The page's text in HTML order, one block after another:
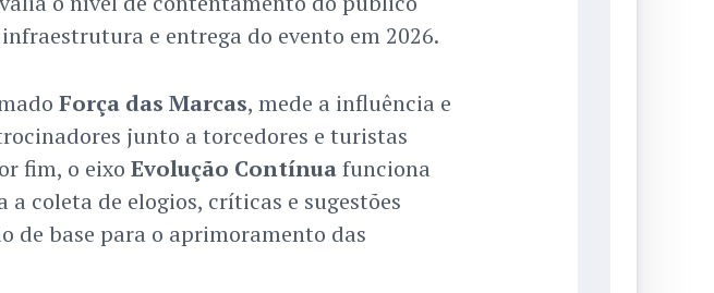
e entrega do evento em 2026.
Força das Marcas, mede a influência e
junto a torcedores e turistas
fim, o eixo Evolução Contínuafunciona
a coleta de elogios, críticas e sugestões
de base para o aprimoramento das